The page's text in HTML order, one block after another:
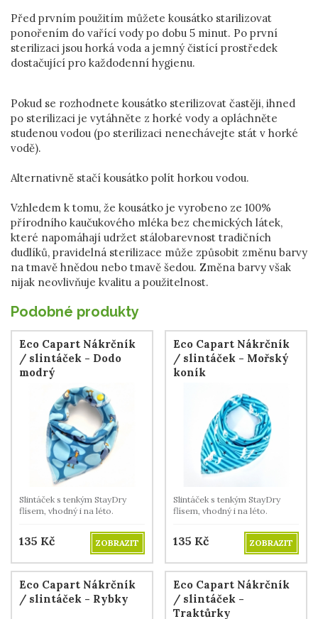
Před prvním použitím můžete kousátko starilizovat
ponořením do vařící vody po dobu 5 minut. Po první
sterilizaci jsou horká voda a jemný čistící prostředek
dostačující pro každodenní hygienu.
Pokud se rozhodnete kousátko sterilizovat častěji, ihned
po sterilizaci je vytáhněte z horké vody a opláchněte
studenou vodou (po sterilizaci nenechávejte stát v horké
vodě).
Alternativně stačí kousátko polít horkou vodou.
Vzhledem k tomu, že kousátko je vyrobeno ze 100%
přírodního kaučukového mléka bez chemických látek,
které napomáhají udržet stálobarevnost tradičních
dudlíků, pravidelná sterilizace může způsobit změnu barvy
na tmavě hnědou nebo tmavě šedou. Změna barvy však
nijak neovlivňuje kvalitu a použitelnost.
Podobné produkty
Eco Capart Nákrčník
/ slintáček - Dodo
modrý
Slintáček s tenkým StayDry
flísem, vhodný i na léto.
135 Kč ZOBRAZIT
Eco Capart Nákrčník
/ slintáček - Mořský
koník
Slintáček s tenkým StayDry
flísem, vhodný i na léto.
135 Kč ZOBRAZIT
Eco Capart Nákrčník
/ slintáček - Rybky
Eco Capart Nákrčník
/ slintáček -
Traktůrky